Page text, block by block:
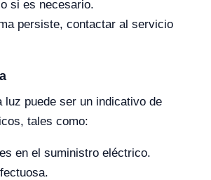
si es necesario.
persiste, contactar al servicio
luz puede ser un indicativo de
tales como:
en el suministro eléctrico.